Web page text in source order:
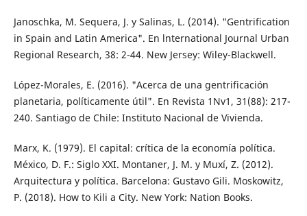
Janoschka, M. Sequera, J. y Salinas, L. (2014). "Gentrification
in Spain and Latin Ame­rica". En lnternational Journal Urban
Re­gional Research, 38: 2-44. New Jersey: Wiley-Blackwell.
López-Morales, E. (2016). "Acerca de una gen­trificación
planetaria, políticamente útil". En Revista 1Nv1, 31(88): 217-
240. Santiago de Chile: Instituto Nacional de Vivienda.
Marx, K. (1979). El capital: crítica de la eco­nomía política.
México, D. F.: Siglo XXI. Montaner, J. M. y Muxí, Z. (2012).
Arquitectura y política. Barcelona: Gustavo Gili. Moskowitz,
P. (2018). How to Kili a City. New York: Nation Books.